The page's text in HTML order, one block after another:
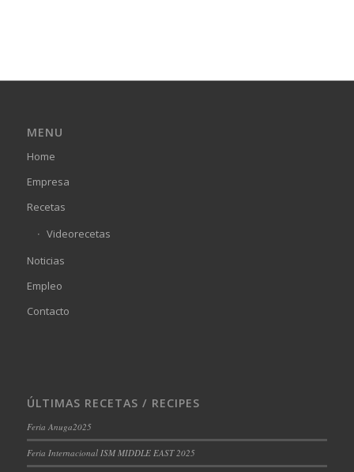
MENU
Home
Empresa
Recetas
Videorecetas
Noticias
Empleo
Contacto
ÚLTIMAS RECETAS / RECIPES
Feria Anuga2025
Feria Internacional ISM MIDDLE EAST 2025